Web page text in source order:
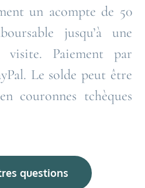
un acompte de 50
jusqu’à une
visite. Paiement par
Le solde peut être
couronnes tchèques
questions